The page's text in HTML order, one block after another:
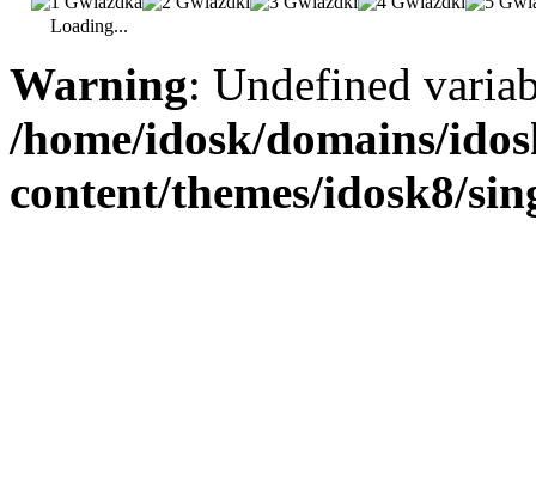
Loading...
Warning: Undefined
/home/idosk/domains/
content/themes/idosk8/